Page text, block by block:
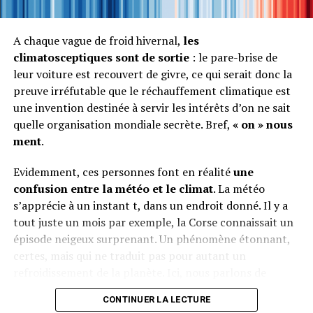
Ainsi, la Ligue pour la Protection des Oiseaux (LPO) a
mené des campagnes de comptage d’oiseaux marins
échoués lors de ces tempêtes et, les chiffres sont
éloquents. Fin février 2014, sur la partie côtière allant
du pays Basque au Finistère sud ce sont plus de 21 000
oiseaux qui ont été retrouvés morts et près de 3 000 qui
ont pu être acheminés vers des centres de sauvegarde. A
priori, c’est le Macareux moine ou « perroquet de mer »
cas recensés. La raison principale de cette hécatombe
semble être l’incapacité pour ces volatiles de se nourrir
du fait des conditions météorologiques extrêmes.
L’ampleur doit être bien plus importante car ces
données ne représentent que le comptage fait par les
bénévoles de la Ligue, et de nombreux cadavres non
A chaque vague de froid hivernal, les
climatosceptiques sont de sortie: le pare-brise de
leur voiture est recouvert de givre, ce qui serait donc la
preuve irréfutable que le réchauffement climatique est
une invention destinée à servir les intérêts d’on ne sait
quelle organisation mondiale secrète. Bref, « on » nous
ment.
Evidemment, ces personnes font en réalitéune
confusion entre la météo et le climat. La météo
s’apprécie à un instant t, dans un endroit donné. Il y a
tout juste un mois par exemple, la Corse connaissait un
épisode neigeux surprenant. Un phénomène étonnant,
certes, mais qui ne traduit pas pour autant un
météo. En revanche,lorsque durant tout le XXe
siècle, les relevés de température partout sur la
CONTINUER LA LECTURE